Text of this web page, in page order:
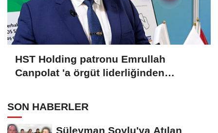
HST Holding patronu Emrullah
Canpolat 'a örgüt liderliğinden
SON HABERLER
Süleyman Soylu'ya Atılan